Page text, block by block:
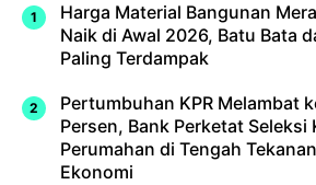
Harga Material Bangunan
Naik di Awal 2026, Batu Bata
Paling Terdampak
Pertumbuhan KPR Melambat
Persen, Bank Perketat Seleksi
Perumahan di Tengah Tekanan
Ekonomi